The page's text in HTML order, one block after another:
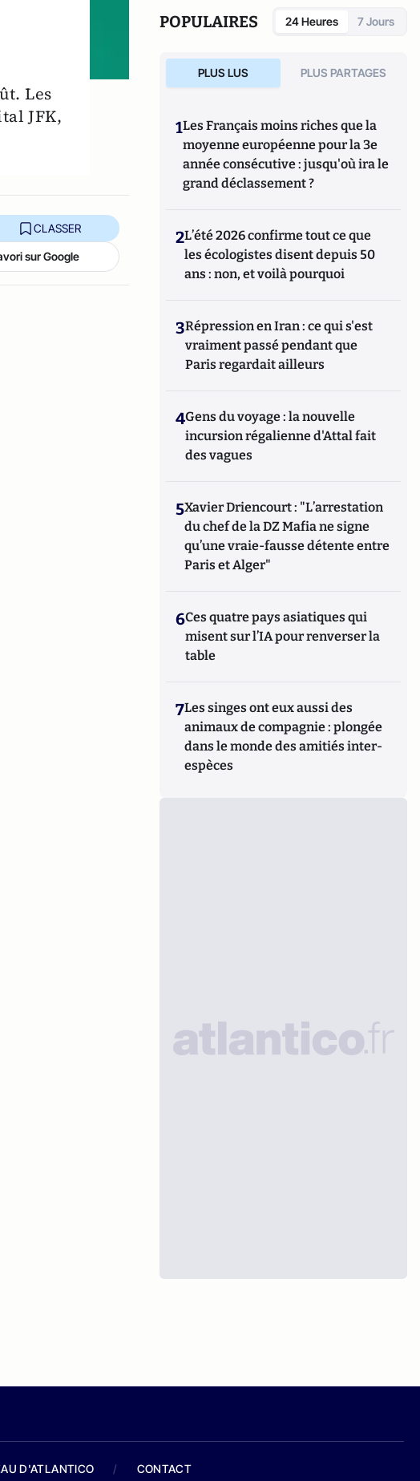
Les
JFK,
CLASSER
sur Google
POPULAIRES 24 Heures 7 Jours
PLUS LUS PLUS PARTAGES
1Les Français moins riches que la
moyenne européenne pour la 3e
année consécutive : jusqu'où ira le
grand déclassement ?
2L’été 2026 confirme tout ce que
les écologistes disent depuis 50
ans : non, et voilà pourquoi
3Répression en Iran : ce qui s'est
vraiment passé pendant que
Paris regardait ailleurs
4Gens du voyage : la nouvelle
incursion régalienne d'Attal fait
des vagues
5Xavier Driencourt : "L’arrestation
du chef de la DZ Mafia ne signe
qu’une vraie-fausse détente entre
Paris et Alger"
6Ces quatre pays asiatiques qui
misent sur l’IA pour renverser la
table
7Les singes ont eux aussi des
animaux de compagnie : plongée
dans le monde des amitiés inter-
espèces
D'ATLANTICO / CONTACT